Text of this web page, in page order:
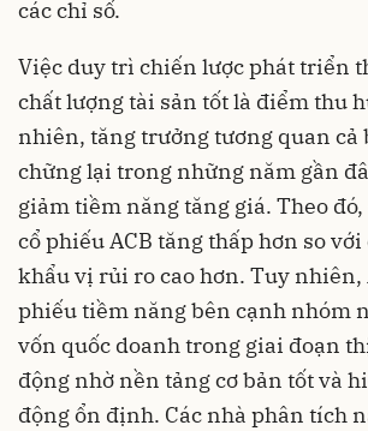
các chỉ số.
Việc duy trì chiến lược phát triển
chất lượng tài sản tốt là điểm thu
nhiên, tăng trưởng tương quan cả
chững lại trong những năm gần
giảm tiềm năng tăng giá. Theo
cổ phiếu ACB tăng thấp hơn so với
khẩu vị rủi ro cao hơn. Tuy nhiên,
phiếu tiềm năng bên cạnh nhóm
vốn quốc doanh trong giai đoạn
động nhờ nền tảng cơ bản tốt và
động ổn định. Các nhà phân tích